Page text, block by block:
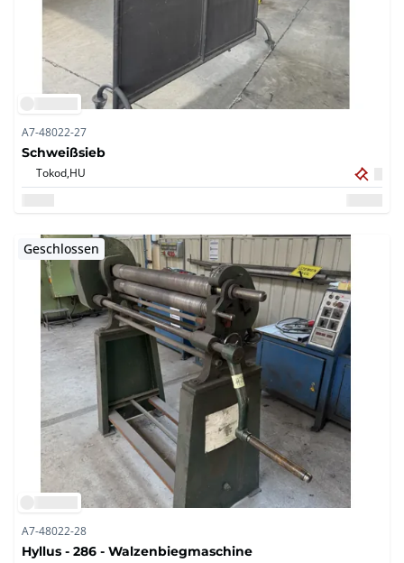
A7-48022-27
Schweißsieb
Tokod,HU
Geschlossen
A7-48022-28
Hyllus - 286 - Walzenbiegmaschine